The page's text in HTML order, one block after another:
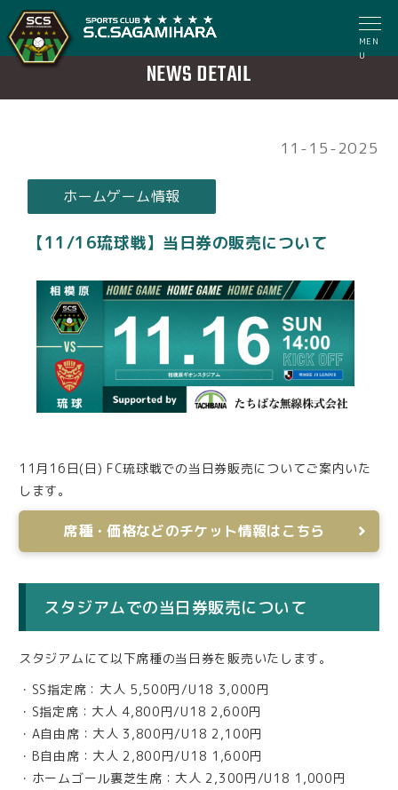
MEN
U
NEWS DETAIL
11-15-2025
ホームゲーム情報
【11/16琉球戦】当日券の販売について
11月16日(日) FC琉球戦での当日券販売についてご案内いた
します。
席種・価格などのチケット情報はこちら
スタジアムでの当日券販売について
スタジアムにて以下席種の当日券を販売いたします。
・SS指定席：大人 5,500円/U18 3,000円
・S指定席：大人 4,800円/U18 2,600円
・A自由席：大人 3,800円/U18 2,100円
・B自由席：大人 2,800円/U18 1,600円
・ホームゴール裏芝生席：大人 2,300円/U18 1,000円